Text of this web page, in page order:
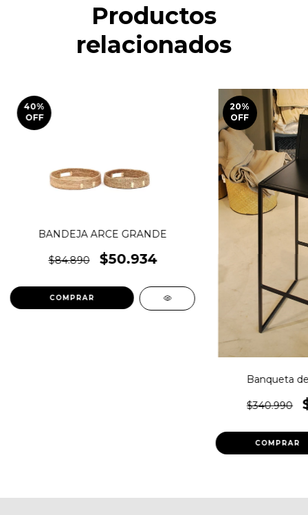
Productos
relacionados
40%
OFF
BANDEJA ARCE GRANDE
$84.890 $50.934
20%
OFF
Banqueta
$340.990